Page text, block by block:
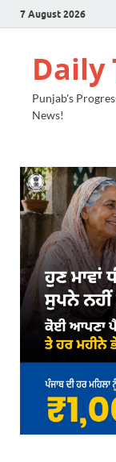
7 August 2026
Daily
Punjab's
News!